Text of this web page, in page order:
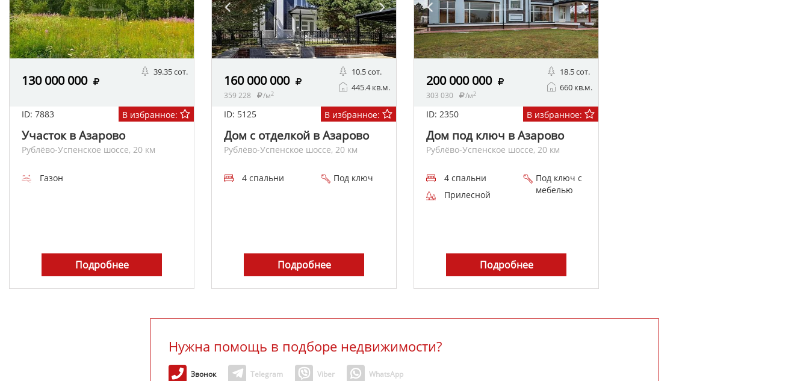
130 000 000
39.35 сот.
Участок в Азарово
Рублёво-Успенское шоссе, 20 км
ID: 7883 В избранное:
Газон
Подробнее
160 000 000
359 228 /м2
10.5 сот.
445.4 кв.м.
Дом с отделкой в Азарово
Рублёво-Успенское шоссе, 20 км
ID: 5125 В избранное:
4 спальни Под ключ
Подробнее
200 000 000
303 030 /м2
18.5 сот.
660 кв.м.
Дом под ключ в Азарово
Рублёво-Успенское шоссе, 20 км
ID: 2350 В избранное:
4 спальни
Прилесной
Под ключ с
мебелью
Подробнее
Нужна помощь в подборе недвижимости?
Звонок Telegram Viber WhatsApp